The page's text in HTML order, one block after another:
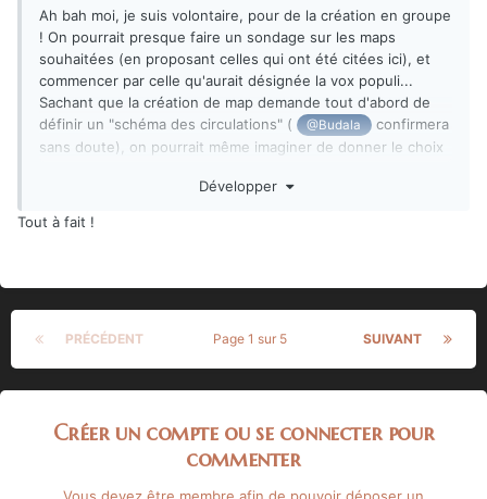
Ah bah moi, je suis volontaire, pour de la création en groupe
! On pourrait presque faire un sondage sur les maps
souhaitées (en proposant celles qui ont été citées ici), et
commencer par celle qu'aurait désignée la vox populi...
Sachant que la création de map demande tout d'abord de
définir un "schéma des circulations" (
@Budala
confirmera
sans doute), on pourrait même imaginer de donner le choix
Développer
Tout à fait !
PRÉCÉDENT SUIVANT
Page 1 sur 5
Créer un compte ou se connecter pour
commenter